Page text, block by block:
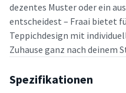
dezentes Muster oder ein
entscheidest – Fraai bietet
Teppichdesign mit
Zuhause ganz nach deinem
Spezifikationen